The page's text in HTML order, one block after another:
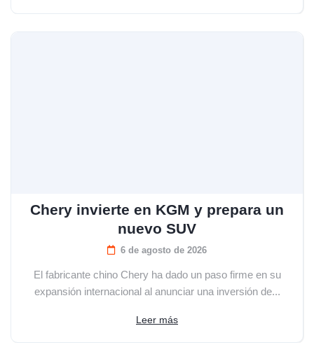
Chery invierte en KGM y prepara un
nuevo SUV
6 de agosto de 2026
El fabricante chino Chery ha dado un paso firme en su
expansión internacional al anunciar una inversión de...
Leer más